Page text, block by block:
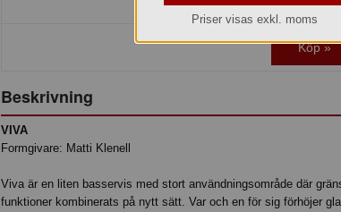
Transporttid till Dig som
Köp »
Beskrivning
VIVA
Formgivare: Matti Klenell
Viva är en liten basservis med stort användningsområde där
funktioner kombinerats på nytt sätt. Var och en för sig förhöjer
Priser visas exkl. moms